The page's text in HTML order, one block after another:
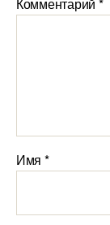
Комментарий *
Имя *